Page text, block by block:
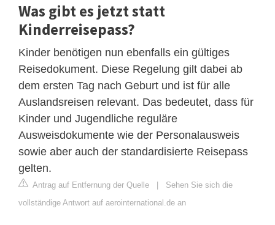
Was gibt es jetzt statt
Kinderreisepass?
Kinder benötigen nun ebenfalls ein gültiges
Reisedokument. Diese Regelung gilt dabei ab
dem ersten Tag nach Geburt und ist für alle
Auslandsreisen relevant. Das bedeutet, dass für
Kinder und Jugendliche reguläre
Ausweisdokumente wie der Personalausweis
sowie aber auch der standardisierte Reisepass
gelten.
Antrag auf Entfernung der Quelle | Sehen Sie sich die
vollständige Antwort auf aerointernational.de an